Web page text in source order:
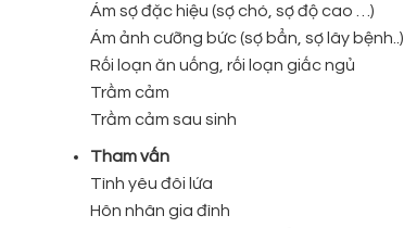
Ám sợ đặc hiệu (sợ chó, sợ độ cao …)
Ám ảnh cưỡng bức (sợ bẩn, sợ lây bệnh..)
Rối loạn ăn uống, rối loạn giấc ngủ
Trầm cảm
Trầm cảm sau sinh
Tham vấn
Tình yêu đôi lứa
Hôn nhân gia đình